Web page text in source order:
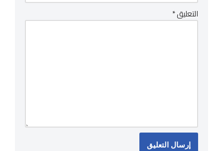
التعليق*